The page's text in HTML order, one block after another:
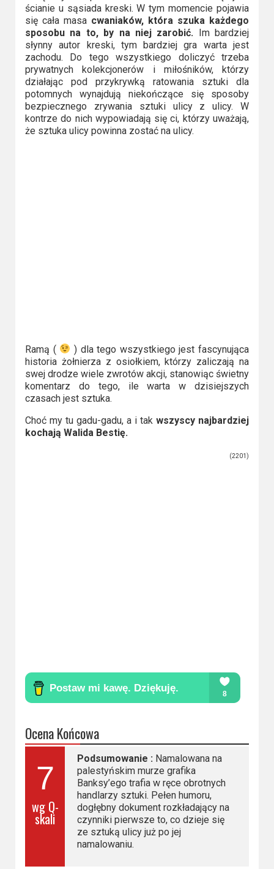
ścianie u sąsiada kreski. W tym momencie pojawia
się cała masa cwaniaków, która szuka każdego
sposobu na to, by na niej zarobić. Im bardziej
słynny autor kreski, tym bardziej gra warta jest
zachodu. Do tego wszystkiego doliczyć trzeba
prywatnych kolekcjonerów i miłośników, którzy
działając pod przykrywką ratowania sztuki dla
potomnych wynajdują niekończące się sposoby
bezpiecznego zrywania sztuki ulicy z ulicy. W
kontrze do nich wypowiadają się ci, którzy uważają,
że sztuka ulicy powinna zostać na ulicy.
Ramą (
) dla tego wszystkiego jest fascynująca
historia żołnierza z osiołkiem, którzy zaliczają na
swej drodze wiele zwrotów akcji, stanowiąc świetny
komentarz do tego, ile warta w dzisiejszych
czasach jest sztuka.
Choć my tu gadu-gadu, a i takwszyscy najbardziej
kochają Walida Bestię.
(2201)
Ocena Końcowa
7
wg Q-
skali
Podsumowanie : Namalowana na
palestyńskim murze grafika
Banksy’ego trafia w ręce obrotnych
handlarzy sztuki. Pełen humoru,
dogłębny dokument rozkładający na
czynniki pierwsze to, co dzieje się
ze sztuką ulicy już po jej
namalowaniu.